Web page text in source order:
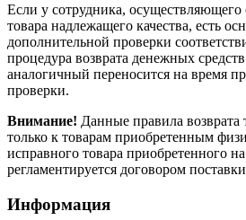
Если у сотрудника, осуществляющего
товара надлежащего качества, есть
дополнительной проверки
процедура возврата денежных
аналогичный переносится на время
проверки.
Внимание! Данные правила
только к товарам приобретенным
исправного товара приобретенного
регламентируется договором
Информация